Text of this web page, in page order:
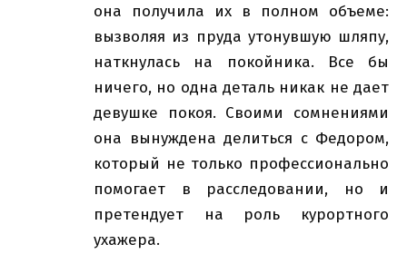
она получила их в полном объеме:
вызволяя из пруда утонувшую шляпу,
наткнулась на покойника. Все бы
ничего, но одна деталь никак не дает
девушке покоя. Своими сомнениями
она вынуждена делиться с Федором,
который не только профессионально
помогает в расследовании, но и
претендует на роль курортного
ухажера.